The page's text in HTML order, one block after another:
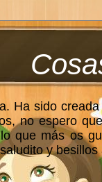
Ha sido
no espero
que más os
y besillos